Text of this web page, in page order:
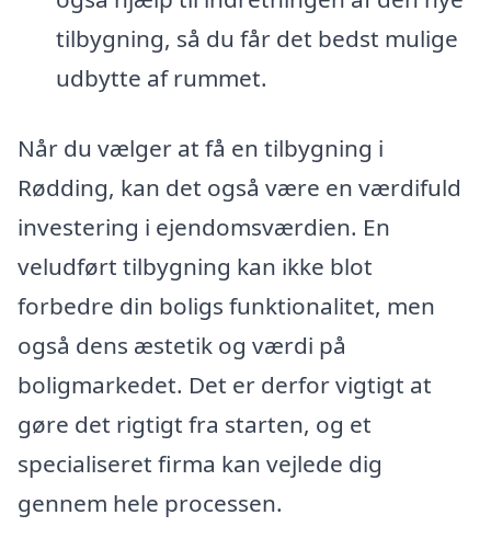
tilbygning, så du får det bedst mulige
udbytte af rummet.
Når du vælger at få en tilbygning i
Rødding, kan det også være en værdifuld
investering i ejendomsværdien. En
veludført tilbygning kan ikke blot
forbedre din boligs funktionalitet, men
også dens æstetik og værdi på
boligmarkedet. Det er derfor vigtigt at
gøre det rigtigt fra starten, og et
specialiseret firma kan vejlede dig
gennem hele processen.